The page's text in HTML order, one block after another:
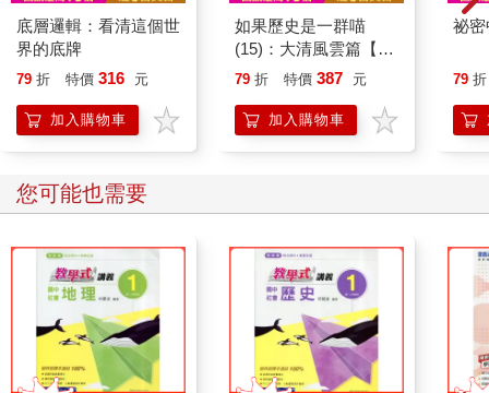
底層邏輯：看清這個世
界的底牌
79 折 特價 316 元
加入購物車
如果歷史是一群喵
(15)：大清風雲篇【萌
貓漫畫學歷史】
79 折 特價 387 元
加入購物車
祕
79 折
您可能也需要